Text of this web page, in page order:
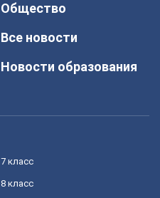
Общество
Все новости
Новости образования
7 класс
8 класс